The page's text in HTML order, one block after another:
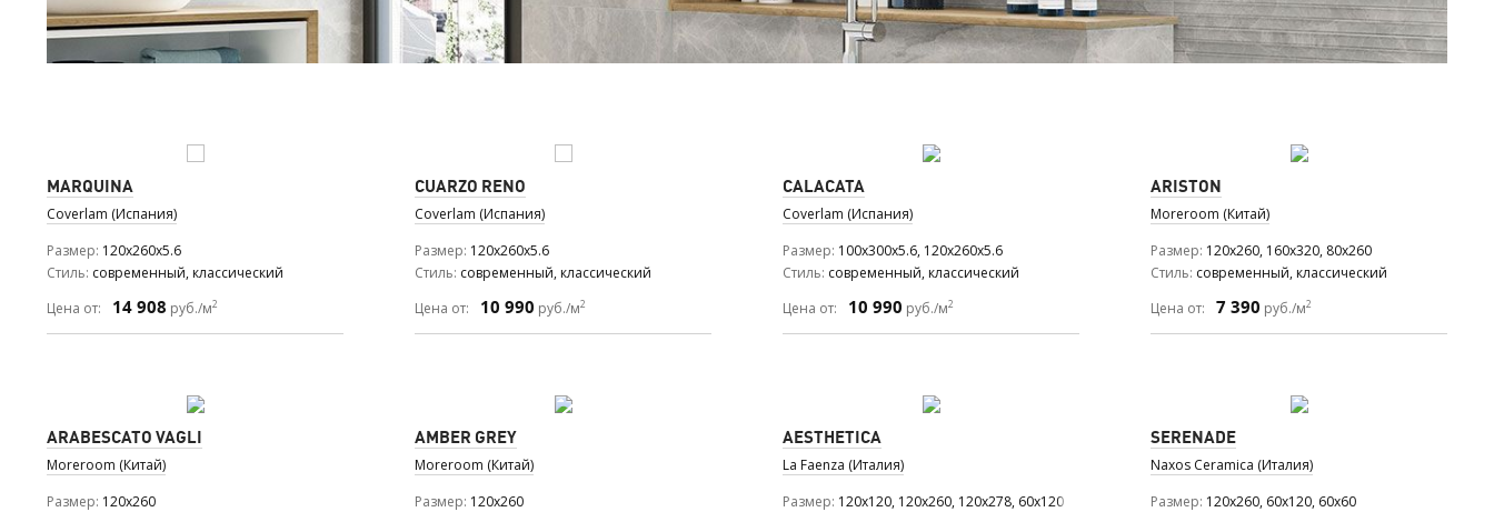
MARQUINA
Coverlam (Испания)
Размер 120x260x5.6
Стиль современный, классический
Цена от:
14 908 руб./м2
CUARZO RENO
Coverlam (Испания)
Размер 120x260x5.6
Стиль современный, классический
Цена от:
10 990 руб./м2
CALACATA
Coverlam (Испания)
Размер 100x300x5.6, 120x260x5.6
Стиль современный, классический
Цена от:
10 990 руб./м2
ARISTON
Moreroom (Китай)
Размер 120x260, 160x320, 80x260
Стиль современный, классический
Цена от:
7 390 руб./м2
ARABESCATO VAGLI
Moreroom (Китай)
Размер 120x260
AMBER GREY
Moreroom (Китай)
Размер 120x260
AESTHETICA
La Faenza (Италия)
Размер 120x120, 120x260, 120x278, 60x120
SERENADE
Naxos Ceramica (Италия)
Размер 120x260, 60x120, 60x60